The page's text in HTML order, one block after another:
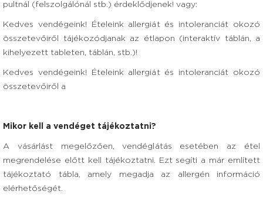
pultnál (felszolgálónál stb.) érdeklődjenek! vagy:
Kedves vendégeink! Ételeink allergiát és intoleranciát okozó
összetevőiről tájékozódjanak az étlapon (interaktív táblán, a
kihelyezett tableten, táblán, stb.)!
Kedves vendégeink! Ételeink allergiát és intoleranciát okozó
összetevőiről a
Mikor kell a vendéget tájékoztatni?
A vásárlást megelőzően, vendéglátás esetében az étel
megrendelése előtt kell tájékoztatni. Ezt segíti a már említett
tájékoztató tábla, amely megadja az allergén információ
elérhetőségét.